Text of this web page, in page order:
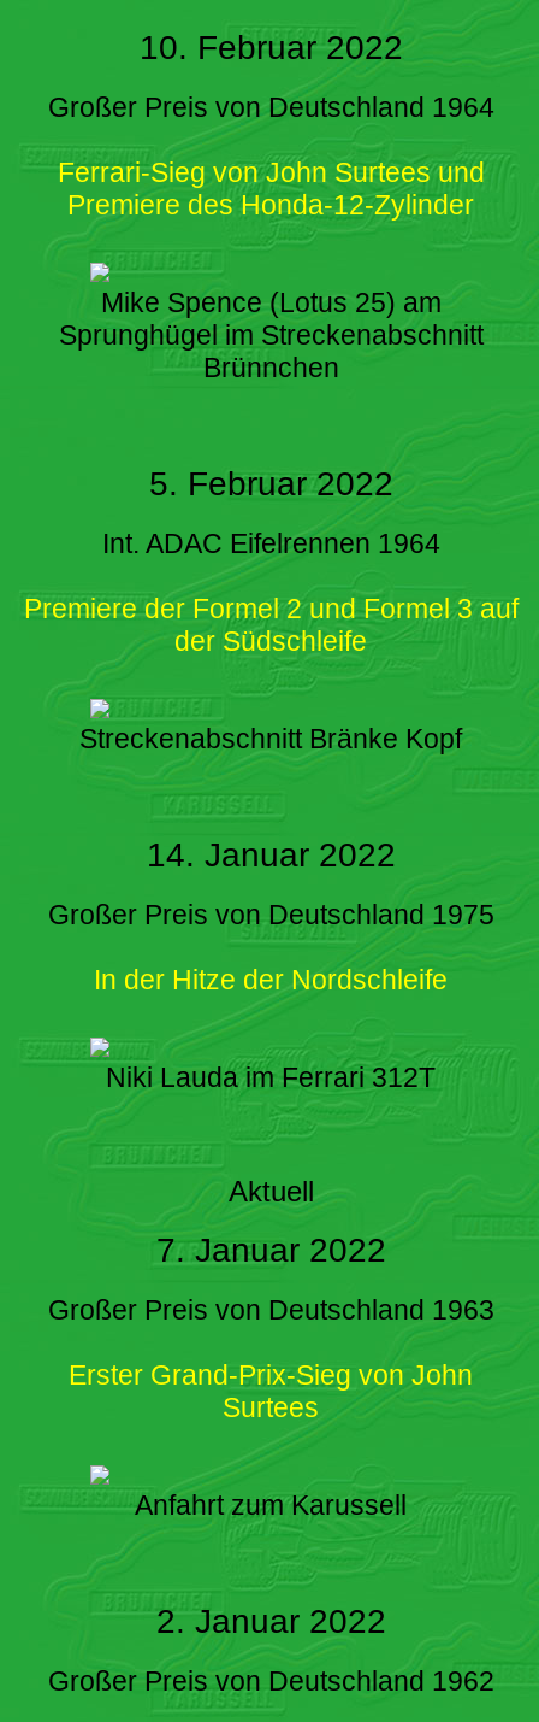
10. Februar 2022
Großer Preis von Deutschland 1964
Ferrari-Sieg von John Surtees und
Premiere des Honda-12-Zylinder
Mike Spence (Lotus 25) am
Sprunghügel im Streckenabschnitt
Brünnchen
5. Februar 2022
Int. ADAC Eifelrennen 1964
Premiere der Formel 2 und Formel 3 auf
der Südschleife
Streckenabschnitt Bränke Kopf
14. Januar 2022
Großer Preis von Deutschland 1975
In der Hitze der Nordschleife
Niki Lauda im Ferrari 312T
Aktuell
7. Januar 2022
Großer Preis von Deutschland 1963
Erster Grand-Prix-Sieg von John
Surtees
Anfahrt zum Karussell
2. Januar 2022
Großer Preis von Deutschland 1962